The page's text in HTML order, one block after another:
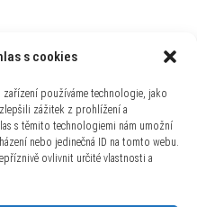
s cookies
používáme technologie, jako
zážitek z prohlížení a
s těmito technologiemi nám umožní
nebo jedinečná ID na tomto webu.
ovlivnit určité vlastnosti a
1,1 cm
prsten Z6726-2365-10-X-